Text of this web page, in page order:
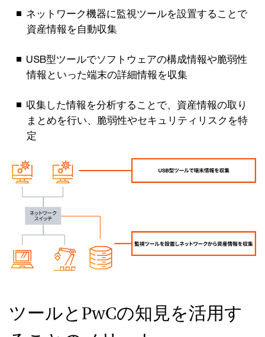
ネットワーク機器に監視ツールを設置することで
資産情報を自動収集
USB型ツールでソフトウェアの構成情報や脆弱性
情報といった端末の詳細情報を収集
収集した情報を分析することで、資産情報の取り
まとめを行い、脆弱性やセキュリティリスクを特
定
ツールとPwCの知見を活用す